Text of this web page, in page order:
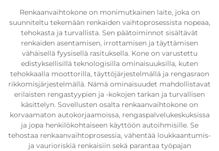
Renkaanvaihtokone on monimutkainen laite, joka on
suunniteltu tekemään renkaiden vaihtoprosessista nopeaa,
tehokasta ja turvallista. Sen päätoiminnot sisältävät
renkaiden asentamisen, irrottamisen ja täyttämisen
vähäisellä fyysisellä rasituksella. Kone on varustettu
edistyksellisillä teknologisilla ominaisuuksilla, kuten
tehokkaalla moottorilla, täyttöjärjestelmällä ja rengasraon
rikkomisjärjestelmällä. Nämä ominaisuudet mahdollistavat
erilaisten rengastyypien ja -kokojen tarkan ja turvallisen
käsittelyn. Sovellusten osalta renkaanvaihtokone on
korvaamaton autokorjaamoissa, rengaspalvelukeskuksissa
ja jopa henkilökohtaiseen käyttöön autoihmisille. Se
tehostaa renkaanvaihtoprosessia, vähentää loukkaantumis-
ja vaurioriskiä renkaisiin sekä parantaa työpajan